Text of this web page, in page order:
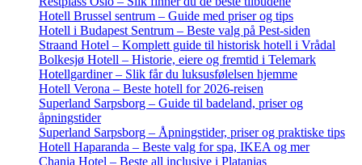
Hotell Brussel sentrum – Guide med priser og tips
Hotell i Budapest Sentrum – Beste valg på Pest-siden
Straand Hotel – Komplett guide til historisk hotell i Vrådal
Bolkesjø Hotell – Historie, eiere og fremtid i Telemark
Hotellgardiner – Slik får du luksusfølelsen hjemme
Hotell Verona – Beste hotell for 2026-reisen
Superland Sarpsborg – Guide til badeland, priser og
åpningstider
Superland Sarpsborg – Åpningstider, priser og praktiske tips
Hotell Haparanda – Beste valg for spa, IKEA og mer
Chania Hotel – Beste all inclusive i Platanias